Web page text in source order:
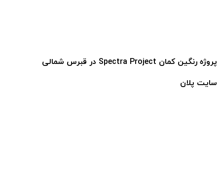
پروژه رنگین کمان Spectra Project در قبرس شمالی
سایت پلان